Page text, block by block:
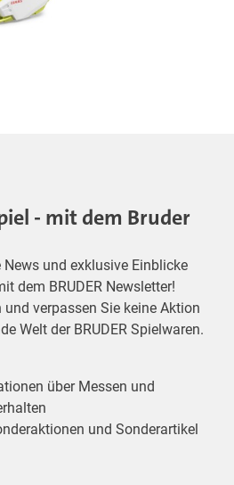
- mit dem Bruder
und exklusive Einblicke
dem BRUDER Newsletter!
verpassen Sie keine Aktion
Welt der BRUDER Spielwaren.
über Messen und
und Sonderartikel